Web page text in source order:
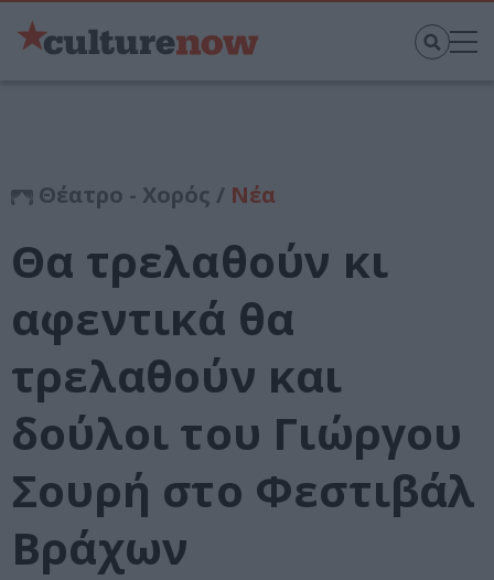
Θέατρο - Χορός / Νέα
Θα τρελαθούν κι
αφεντικά θα
τρελαθούν και
δούλοι του Γιώργου
Σουρή στο Φεστιβάλ
Βράχων